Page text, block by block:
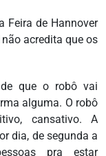
Feira de Hannover
acredita que os
que o robô vai
alguma. O robô
cansativo. A
dia, de segunda a
pra estar